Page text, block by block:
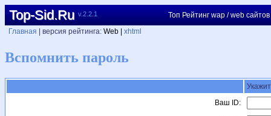
Top-Sid.Ru v.2.2.1
Топ Рейтинг wap / web сайтов
Главная
| версия рейтинга: Web | xhtml
Вспомнить пароль
Ваш ID: